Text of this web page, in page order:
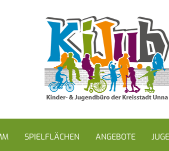
SPIELFLÄCHEN ANGEBOTE